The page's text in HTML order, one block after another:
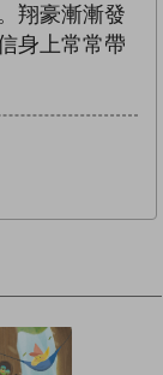
翔豪漸漸發
身上常常帶